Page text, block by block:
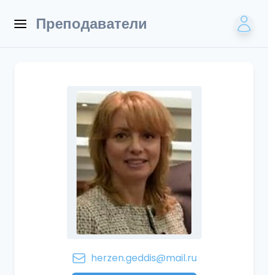
Преподаватели
herzen.geddis@mail.ru